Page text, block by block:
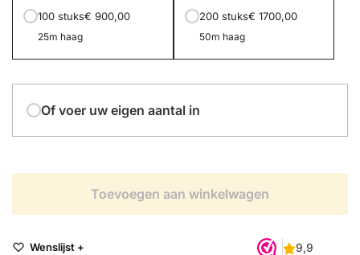
100 stuks€ 900,00
25m haag
200 stuks€ 1700,00
50m haag
Of voer uw eigen aantal in
Toevoegen aan winkelwagen
Wenslijst +